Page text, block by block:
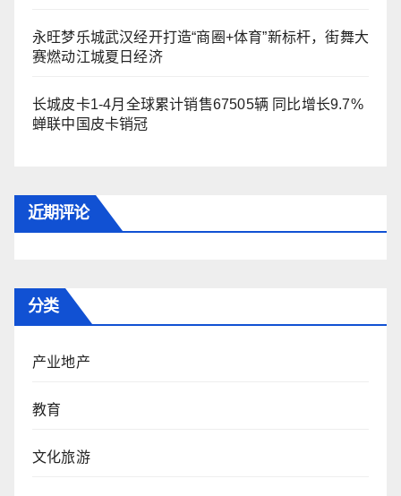
永旺梦乐城武汉经开打造“商圈+体育”新标杆，街舞大
赛燃动江城夏日经济
长城皮卡1-4月全球累计销售67505辆 同比增长9.7%
蝉联中国皮卡销冠
近期评论
分类
产业地产
教育
文化旅游